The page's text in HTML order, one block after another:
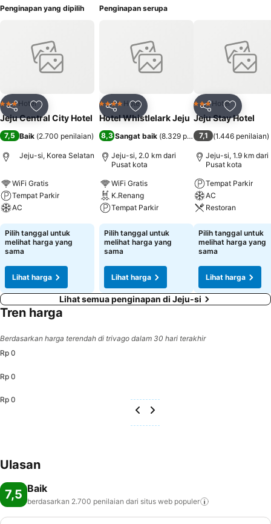
Penginapan yang dipilih
BagikanTambahkan ke favorit
3 Bintang
Hotel
Jeju Central City Hotel
7,5 Baik (2.700 penilaian)
Jeju-si, Korea Selatan
WiFi Gratis
Tempat Parkir
AC
Lihat harga
Pilih tanggal untuk
melihat harga yang
sama
Lihat harga
Penginapan serupa
BagikanTambahkan ke favorit
4 BintangHotel
Hotel Whistlelark Jeju
8,3 Sangat baik (8.329 penilaian)
Jeju-si, 2.0 km dari
Pusat kota
WiFi Gratis
K.Renang
Tempat Parkir
Lihat harga
Pilih tanggal untuk
melihat harga yang
sama
Lihat harga
Bagikan
3 Bintang
Hotel
Jeju Stay Hotel
7,1 (1.446 penilaian)
Jeju-si, 1.9 km dari
Pusat kota
Tempat Parkir
AC
Restoran
Lihat harga
Pilih tanggal untuk
melihat harga yang
sama
Lihat harga
Lihat semua penginapan di Jeju-si
Tren harga
Berdasarkan harga terendah di trivago dalam 30 hari terakhir
Rp 0
Rp 0
Rp 0
Ulasan
7,5 Baik
berdasarkan 2.700 penilaian dari situs web populer